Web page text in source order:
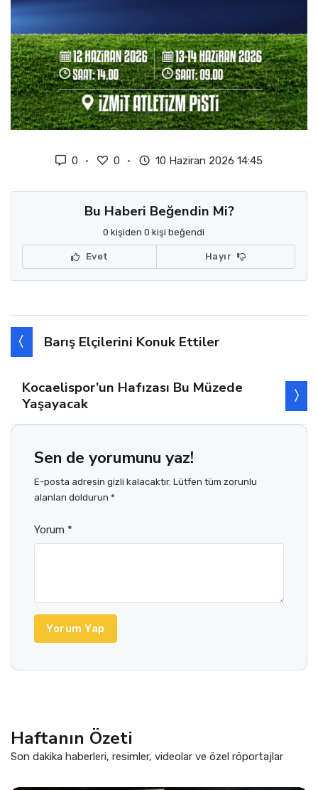
0 0 10 Haziran 2026 14:45
Bu Haberi Beğendin Mi?
0 kişiden 0 kişi beğendi
Evet Hayır
Barış Elçilerini Konuk Ettiler
Kocaelispor’un Hafızası Bu Müzede
Yaşayacak
Sen de yorumunu yaz!
E-posta adresin gizli kalacaktır. Lütfen tüm zorunlu
alanları doldurun *
Yorum *
Yorum Yap
Haftanın Özeti
Son dakika haberleri, resimler, videolar ve özel röportajlar